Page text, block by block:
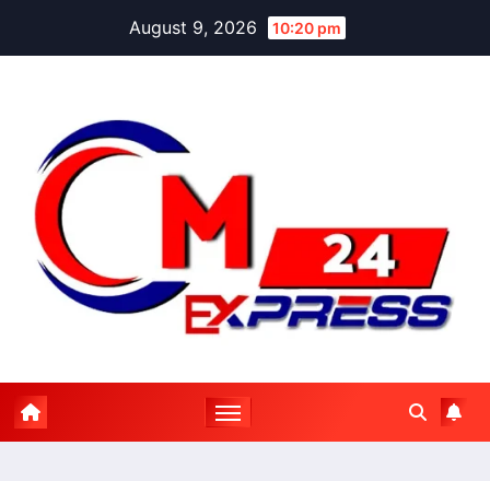
August 9, 2026 10:20 pm